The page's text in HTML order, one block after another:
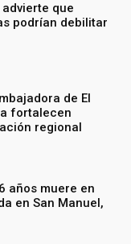
advierte que
podrían debilitar
de El
fortalecen
regional
años muere en
en San Manuel,